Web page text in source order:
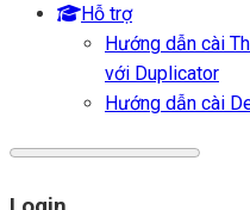
Hỗ trợ
Hướng dẫn cài
với Duplicator
Hướng dẫn cài